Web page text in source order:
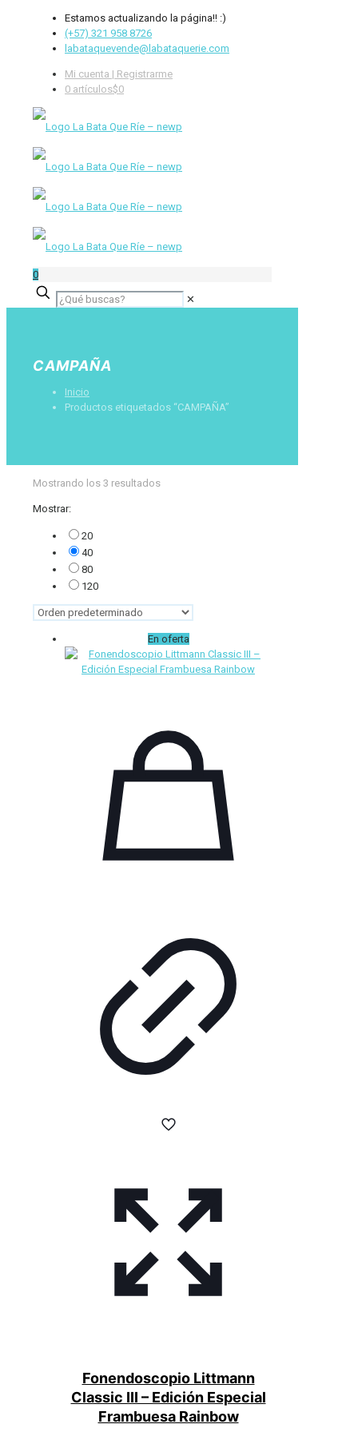
Estamos actualizando la página!! :)
(+57) 321 958 8726
labataquevende@labataquerie.com
Mi cuenta | Registrarme
0 artículos$0
0
✕
CAMPAÑA
Inicio
Productos etiquetados “CAMPAÑA”
Mostrando los 3 resultados
Mostrar:
20
40
80
120
En oferta
Fonendoscopio Littmann
Classic III – Edición Especial
Frambuesa Rainbow